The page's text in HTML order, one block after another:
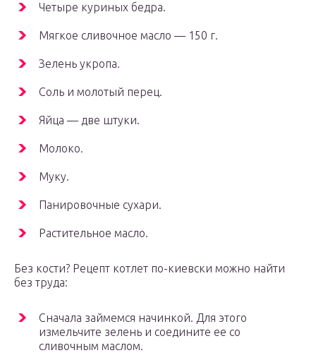
Четыре куриных бедра.
Мягкое сливочное масло — 150 г.
Зелень укропа.
Соль и молотый перец.
Яйца — две штуки.
Молоко.
Муку.
Панировочные сухари.
Растительное масло.
Без кости? Рецепт котлет по-киевски можно найти
без труда:
Сначала займемся начинкой. Для этого
измельчите зелень и соедините ее со
сливочным маслом.